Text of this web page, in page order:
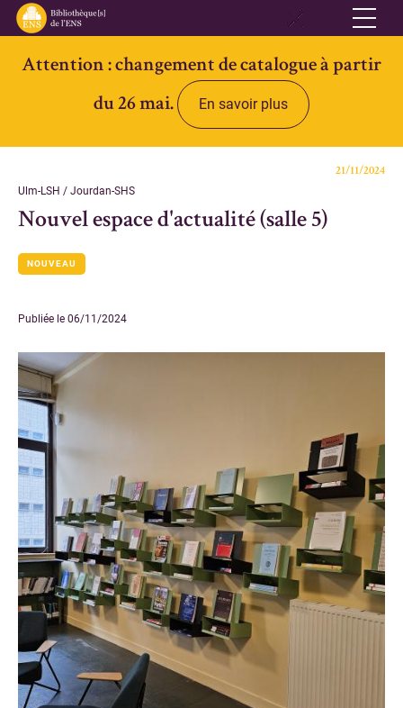
Réseau
Qui sommes-nous
Informations pratiques
Accès ouvert
Bibliothèque de l'Institut des textes et manuscrits modernes
Bibliothèque de mathématiques et informatique
Bibliothèque des Sciences expérimentales
Bibliothèque de l'agrégation physique et chimie
Bibliothèque de physique théorique
Formations
Ressources électroniques
Attention : changement de catalogue à partir
du 26 mai.
En savoir plus
21/11/2024
Ulm-LSH / Jourdan-SHS
Nouvel espace d'actualité (salle 5)
NOUVEAU
Publiée le 06/11/2024